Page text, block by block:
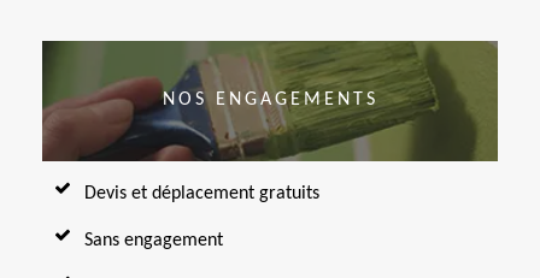
NOS ENGAGEMENTS
Devis et déplacement gratuits
Sans engagement